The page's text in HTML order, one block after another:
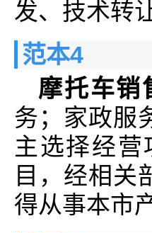
发、技术转
范本4
摩托车销
务；家政服
主选择经
目，经相关
得从事本市